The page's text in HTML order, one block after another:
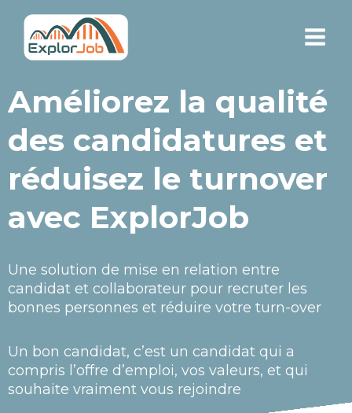
Aller
contenu
Améliorez la qualité
des candidatures et
réduisez le turnover
avec ExplorJob
Une solution de mise en relation entre
candidat et collaborateur pour recruter les
bonnes personnes et réduire votre turn-over
Un bon candidat, c’est un candidat qui a
compris l’offre d’emploi, vos valeurs, et qui
souhaite vraiment vous rejoindre